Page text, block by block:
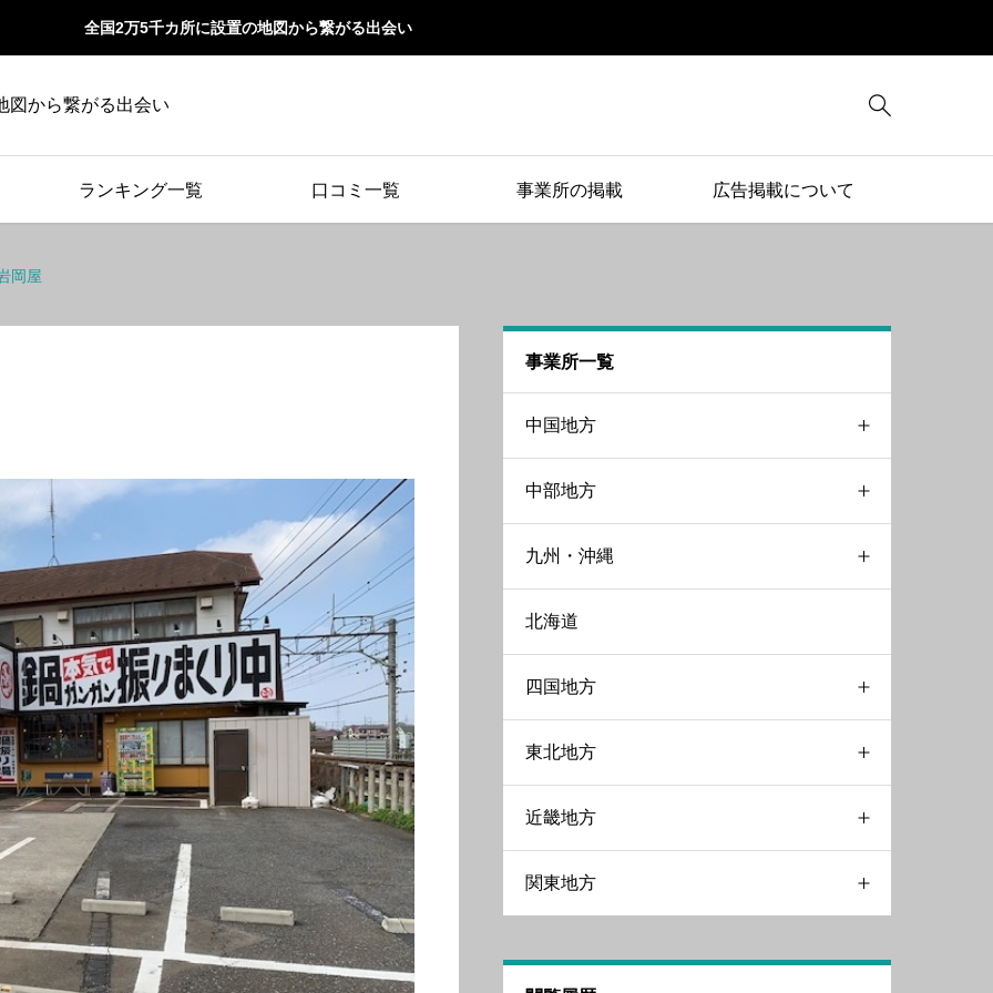
全国2万5千カ所に設置の地図から繋がる出会い
図から繋がる出会い 
ランキング一覧 口コミ一覧 事業所の掲載 広告掲載について
岡屋
事業所一覧
中国地方
岡山県
広島県
鳥取県
中部地方
富山県
山梨県
岐阜県
愛知県
新潟県
石川県
九州・沖縄
大分県
宮崎県
沖縄県
福岡県
長崎県
北海道
四国地方
徳島県
愛媛県
東北地方
宮城県
山形県
近畿地方
三重県
関東地方